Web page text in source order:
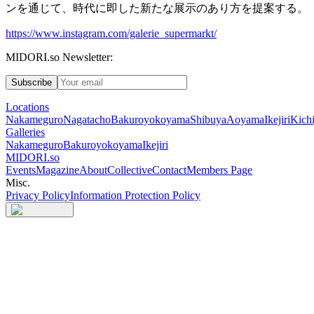
ンを通じて、時代に即した新たな展示のあり方を提案する。
https://www.instagram.com/galerie_supermarkt/
MIDORI.so Newsletter:
Subscribe
Locations
NakameguroNagatachoBakuroyokoyamaShibuyaAoyamaIkejiri
Galleries
NakameguroBakuroyokoyamaIkejiri
MIDORI.so
EventsMagazineAboutCollectiveContactMembers Page
Misc.
Privacy PolicyInformation Protection Policy